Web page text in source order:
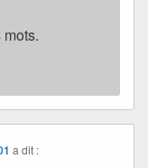
a dit :